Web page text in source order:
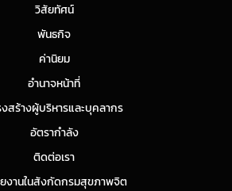
วิสัยทัศน์
พันธกิจ
ค่านิยม
อำนาจหน้าที่
งสร้างผู้บริหารและบุคลากร
อัตรากำลัง
ติดต่อเรา
งานในสังกัดกรมสุขภาพจิต